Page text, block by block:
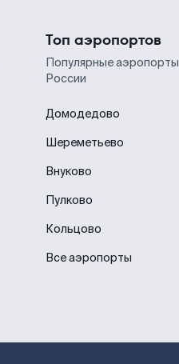
Топ аэропортов
Популярные аэропорты
России
Домодедово
Шереметьево
Внуково
Пулково
Кольцово
Все аэропорты